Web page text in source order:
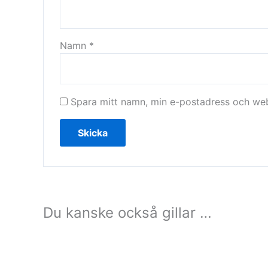
Namn *
Spara mitt namn, min e-postadress och
Du kanske också gillar …